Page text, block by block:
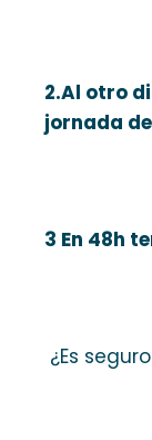
2.Al otro
jornada
3 En 48h
¿Es